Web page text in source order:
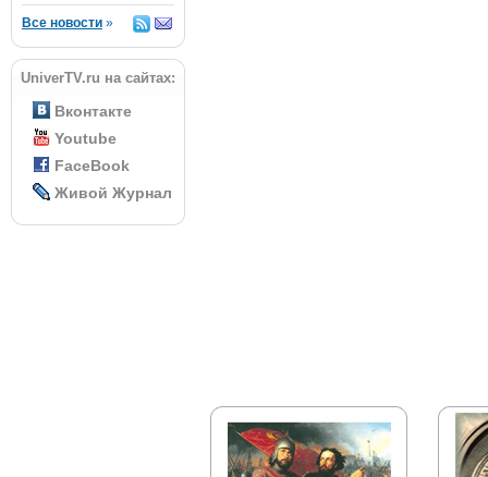
Все новости »
UniverTV.ru на сайтах:
Вконтакте
Youtube
FaceBook
Живой Журнал